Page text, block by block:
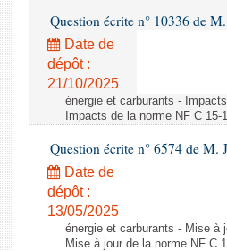
Question écrite n° 10336 de
Date de
dépôt :
21/10/2025
énergie et carburants -
Impacts de la norme NF C
Question écrite n° 6574 de M.
Date de
dépôt :
13/05/2025
énergie et carburants - Mise à
Mise à jour de la norme NF C